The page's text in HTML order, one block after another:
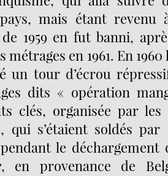
mais étant revenu
1959 en fut banni,
métrages en 1961. En
un tour d’écrou
dits « opération
clés, organisée par les
qui s’étaient soldés par
le déchargement
, en provenance de